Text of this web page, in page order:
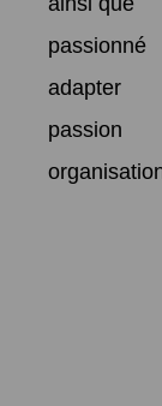
passionné
adapter
passion